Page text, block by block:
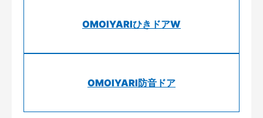
OMOIYARIひきドアW
OMOIYARI防音ドア